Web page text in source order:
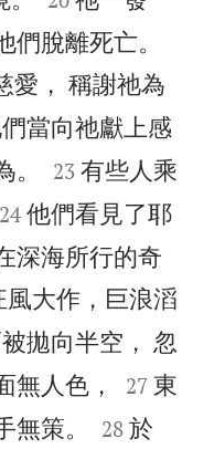
脫離死亡。
愛， 稱謝祂為
當向祂獻上感


23 有些人乘


24 他們看見了耶
深海所行的奇
大作，巨浪滔
拋向半空， 忽
無人色，


27 東
策。


28 於